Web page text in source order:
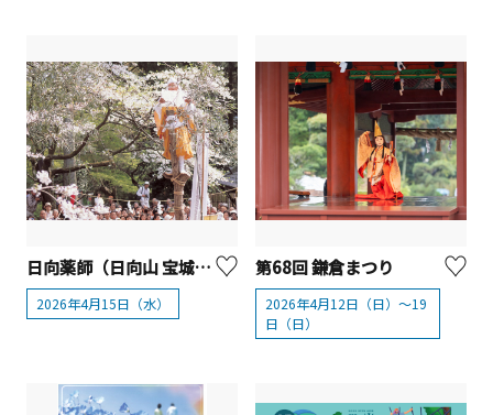
日向薬師（日向山 宝城坊）例大祭【伊勢原市】
2026年4月15日（水）
第68回 鎌倉まつり
2026年4月12日（日）～19
日（日）